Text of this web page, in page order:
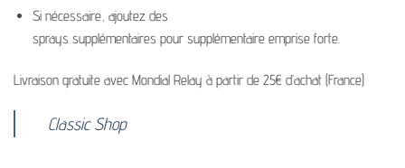
Sinécessaire, ajoutez des
sprays supplémentaires pour supplémentaire emprise forte.
Livraison gratuite avec Mondial Relay à partir de 25€ d’achat (France)
Classic Shop